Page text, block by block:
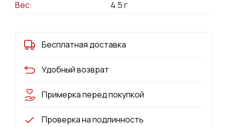
Вес:
4.5г
Бесплатная доставка
Удобный возврат
Примерка перед покупкой
Проверка на подлинность